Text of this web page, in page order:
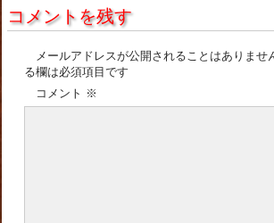
コメントを残す
メールアドレスが公開されることはありませ
る欄は必須項目です
コメント ※